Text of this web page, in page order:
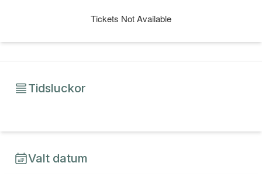
Tickets Not Available
Tidsluckor
Valt datum